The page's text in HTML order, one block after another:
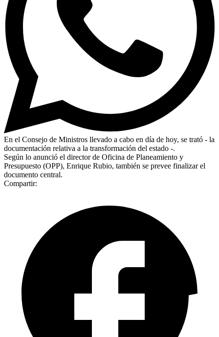
En el Consejo de Ministros llevado a cabo en día de hoy, se trató - la
documentación relativa a la transformación del estado -.
Según lo anunció el director de Oficina de Planeamiento y
Presupuesto (OPP), Enrique Rubio, también se prevee finalizar el
documento central.
Compartir: